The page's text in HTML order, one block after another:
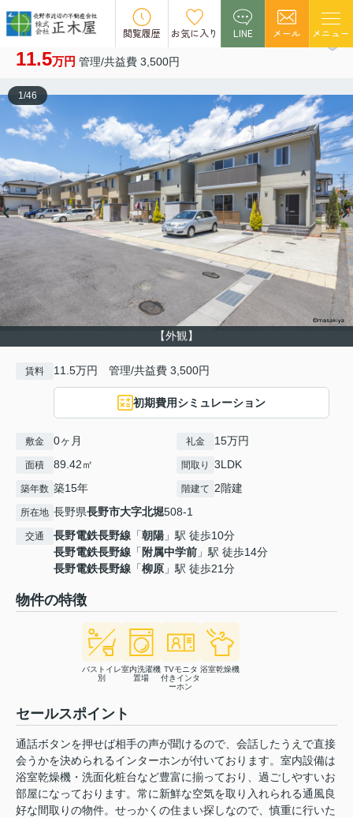
閲覧履歴 お気に入り LINE メール メニュー
NEW
パストラルコート C
11.5万円 管理/共益費 3,500円
【外観】
1/46
賃料 11.5万円 管理/共益費 3,500円
初期費用シミュレーション
敷金 0ヶ月 礼金 15万円
面積 89.42㎡ 間取り 3LDK
築年数 築15年 階建て 2階建
所在地 長野県長野市大字北堀508-1
交通 長野電鉄長野線 「朝陽 」駅 徒歩10分
長野電鉄長野線 「 附属中学前 」駅 徒歩14分
長野電鉄長野線 「柳原 」駅 徒歩21分
物件の特徴
バストイレ
別
室内洗濯機
置場
TVモニタ
付きインタ
ーホン
浴室乾燥機
セールスポイント
通話ボタンを押せば相手の声が聞けるので、会話したうえで直接
会うかを決められるインターホンが付いております。室内設備は
浴室乾燥機・洗面化粧台など豊富に揃っており、過ごしやすいお
部屋になっております。常に新鮮な空気を取り入れられる通風良
好な間取りの物件。せっかくの住まい探しなので、慎重に行いた